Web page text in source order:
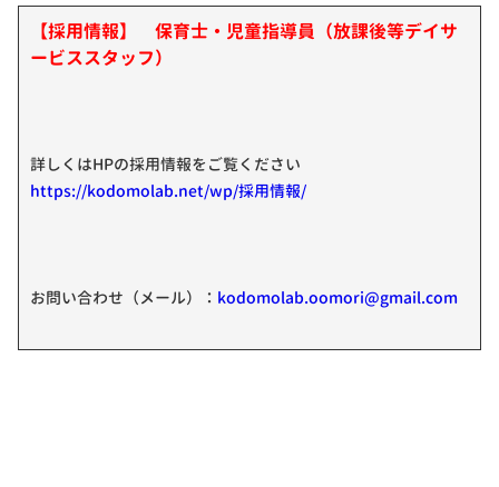
【採用情報】 保育士・児童指導員（放課後等デイサ
ービススタッフ）
詳しくはHPの採用情報をご覧ください
https://kodomolab.net/wp/採用情報/
お問い合わせ（メール）： kodomolab.oomori@gmail.com